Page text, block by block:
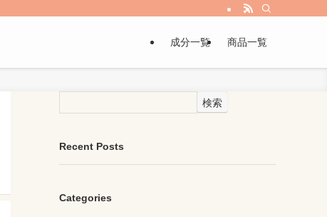
成分一覧 商品一覧
検索
Recent Posts
Categories